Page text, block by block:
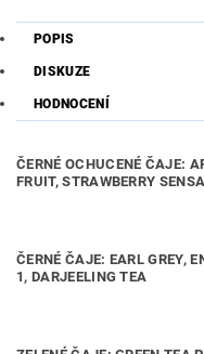
POPIS
DISKUZE
HODNOCENÍ
ČERNÉ OCHUCENÉ ČAJE:
FRUIT, STRAWBERRY
ČERNÉ ČAJE: EARL GREY,
1, DARJEELING TEA